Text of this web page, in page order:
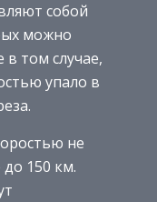
собой
можно
том случае,
упало в
не
до 150 км.